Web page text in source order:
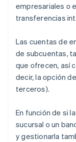
empresariales o
transferencias
Las cuentas de
de subcuentas,
que ofrecen, así
decir, la opción
terceros).
En función de si
sucursal o un
y gestionarla